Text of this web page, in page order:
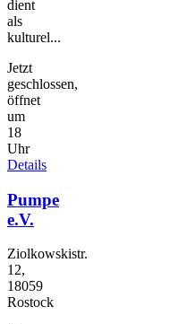
dient
als
kulturel...
Jetzt
geschlossen,
öffnet
um
18
Uhr
Details
Pumpe
e.V.
Ziolkowskistr.
12,
18059
Rostock